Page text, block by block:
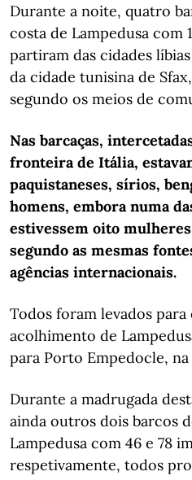
Durante a noite, quatro
costa de Lampedusa com
partiram das cidades
da cidade tunisina de
segundo os meios de
Nas barcaças,
fronteira de Itália,
paquistaneses, sírios,
homens, embora numa
estivessem oito
segundo as mesmas
agências internacionais.
Todos foram levados
acolhimento de
para Porto Empedocle, na
Durante a madrugada
ainda outros dois barcos
Lampedusa com 46 e 78
respetivamente, todos